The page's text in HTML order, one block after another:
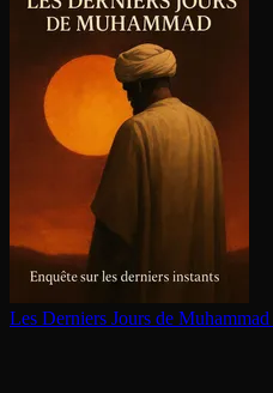
Les Derniers Jours de Muhammad